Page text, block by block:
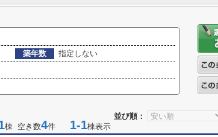
築年数
指定しない
並び順：
棟 空き数4件 1-1棟表示